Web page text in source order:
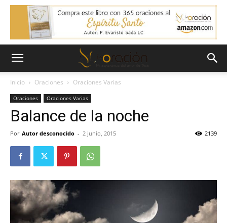
Inicio Oraciones Oraciones Varias
Oraciones Oraciones Varias
Balance de la noche
Por Autor desconocido - 2 junio, 2015 2139